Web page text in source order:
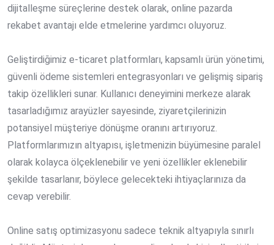
dijitalleşme süreçlerine destek olarak, online pazarda
rekabet avantajı elde etmelerine yardımcı oluyoruz.
Geliştirdiğimiz e-ticaret platformları, kapsamlı ürün yönetimi,
güvenli ödeme sistemleri entegrasyonları ve gelişmiş sipariş
takip özellikleri sunar. Kullanıcı deneyimini merkeze alarak
tasarladığımız arayüzler sayesinde, ziyaretçilerinizin
potansiyel müşteriye dönüşme oranını artırıyoruz.
Platformlarımızın altyapısı, işletmenizin büyümesine paralel
olarak kolayca ölçeklenebilir ve yeni özellikler eklenebilir
şekilde tasarlanır, böylece gelecekteki ihtiyaçlarınıza da
cevap verebilir.
Online satış optimizasyonu sadece teknik altyapıyla sınırlı